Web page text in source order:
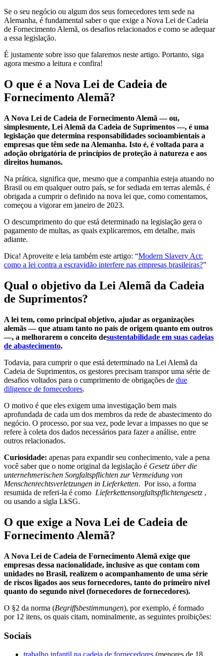
Se o seu negócio ou algum dos seus fornecedores tem sede na
Alemanha, é fundamental saber o que exige a Nova Lei de Cadeia
de Fornecimento Alemã, os desafios relacionados e como se adequar
a essa legislação.
É justamente sobre isso que falaremos neste artigo. Portanto, siga
agora mesmo a leitura e confira!
O que é a Nova Lei de Cadeia de
Fornecimento Alemã?
A Nova Lei de Cadeia de Fornecimento Alemã — ou,
simplesmente, Lei Alemã da Cadeia de Suprimentos —, é uma
legislação que determina responsabilidades socioambientais a
empresas que têm sede na Alemanha. Isto é, é voltada para a
adoção obrigatória de princípios de proteção à natureza e aos
direitos humanos.
Na prática, significa que, mesmo que a companhia esteja atuando no
Brasil ou em qualquer outro país, se for sediada em terras alemãs, é
obrigada a cumprir o definido na nova lei que, como comentamos,
começou a vigorar em janeiro de 2023.
O descumprimento do que está determinado na legislação gera o
pagamento de multas, as quais explicaremos, em detalhe, mais
adiante.
Dica! Aproveite e leia também este artigo: “Modern Slavery Act:
como a lei contra a escravidão interfere nas empresas brasileiras?”
Qual o objetivo da Lei Alemã da Cadeia
de Suprimentos?
A lei tem, como principal objetivo, ajudar as organizações
alemãs — que atuam tanto no país de origem quanto em outros
—, a melhorarem o conceito desustentabilidade em suas cadeias
de abastecimento.
Todavia, para cumprir o que está determinado na Lei Alemã da
Cadeia de Suprimentos, os gestores precisam transpor uma série de
desafios voltados para o cumprimento de obrigações de due
diligence de fornecedores.
O motivo é que eles exigem uma investigação bem mais
aprofundada de cada um dos membros da rede de abastecimento do
negócio. O processo, por sua vez, pode levar a impasses no que se
refere à coleta dos dados necessários para fazer a análise, entre
outros relacionados.
Curiosidade: apenas para expandir seu conhecimento, vale a pena
você saber que o nome original da legislação é Gesetz über die
unternehmerischen Sorgfaltspflichten zur Vermeidung von
Menschenrechtsverletzungen in Lieferketten. Por isso, a forma
resumida de referi-la é como Lieferkettensorgfaltspflichtengesetz ,
ou usando a sigla LkSG.
O que exige a Nova Lei de Cadeia de
Fornecimento Alemã?
A Nova Lei de Cadeia de Fornecimento Alemã exige que
empresas dessa nacionalidade, inclusive as que contam com
unidades no Brasil, realizem o acompanhamento de uma série
de riscos ligados aos seus fornecedores, tanto do primeiro nível
quanto do segundo nível (fornecedores de fornecedores).
O §2 da norma (Begriffsbestimmungen), por exemplo, é formado
por 12 itens, os quais citam, nominalmente, as seguintes proibições:
Sociais